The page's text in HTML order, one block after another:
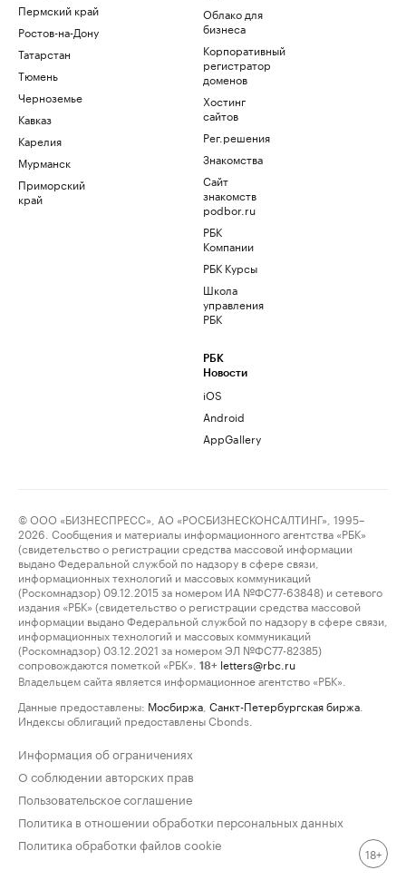
Пермский край
Ростов-на-Дону
Татарстан
Тюмень
Черноземье
Кавказ
Карелия
Мурманск
Приморский
край
Облако для
бизнеса
Корпоративный
регистратор
доменов
Хостинг
сайтов
Рег.решения
Знакомства
Сайт
знакомств
podbor.ru
РБК
Компании
РБК Курсы
Школа
управления
РБК
РБК
Новости
iOS
Android
AppGallery
© ООО «БИЗНЕСПРЕСС», АО «РОСБИЗНЕСКОНСАЛТИНГ», 1995–
2026. Сообщения и материалы информационного агентства «РБК»
(свидетельство о регистрации средства массовой информации
выдано Федеральной службой по надзору в сфере связи,
информационных технологий и массовых коммуникаций
(Роскомнадзор) 09.12.2015 за номером ИА №ФС77-63848) и сетевого
издания «РБК» (свидетельство о регистрации средства массовой
информации выдано Федеральной службой по надзору в сфере связи,
информационных технологий и массовых коммуникаций
(Роскомнадзор) 03.12.2021 за номером ЭЛ №ФС77-82385)
сопровождаются пометкой «РБК».
18+ letters@rbc.ru
Владельцем сайта является информационное агентство «РБК».
Данные предоставлены: Мосбиржа Санкт-Петербургская биржа
Индексы облигаций предоставлены Cbonds.
Информация об ограничениях
О соблюдении авторских прав
Пользовательское соглашение
Политика в отношении обработки персональных данных
Политика обработки файлов cookie
18+